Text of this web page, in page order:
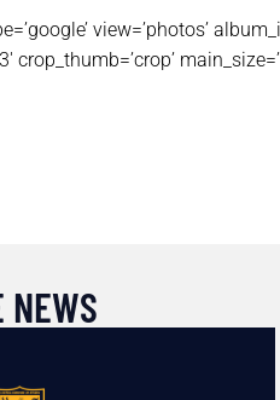
view=’photos’
crop_thumb=’crop’
NEWS